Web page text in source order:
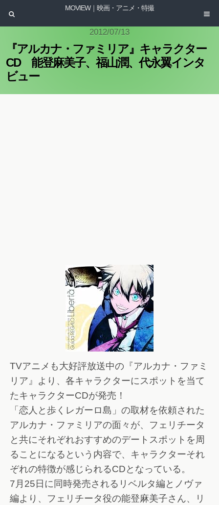
MOVIEW｜映画・アニメ・特撮
2012/07/13
『アルカナ・ファミリア』キャラクター
CD 能登麻美子、福山潤、代永翼インタ
ビュー
TVアニメも大好評放送中の『アルカナ・ファミ
リア』より、各キャラクターにスポットを当て
たキャラクターCDが発売！
「恋人と歩くレガーロ島」の取材を依頼された
アルカナ・ファミリアの面々が、フェリチータ
と共にそれぞれおすすめのデートスポットを周
ることになるという内容で、キャラクターそれ
ぞれの特徴が感じられるCDとなっている。
7月25日に同時発売されるリベルタ編とノヴァ
編より、フェリチータ役の能登麻美子さん、リ